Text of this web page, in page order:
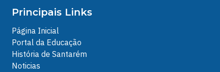
Principais Links
Página Inicial
Portal da Educação
História de Santarém
Noticias